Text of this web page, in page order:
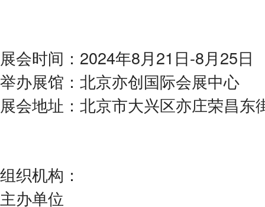
展会时间：2024年8月21日-8月25日
举办展馆：北京亦创国际会展中心
展会地址：北京市大兴区亦庄荣昌东
组织机构：
主办单位